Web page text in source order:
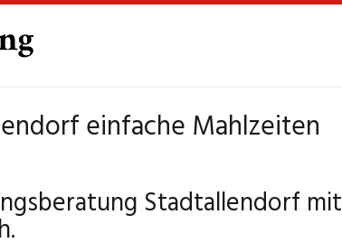
einfache Mahlzeiten
Stadtallendorf mit